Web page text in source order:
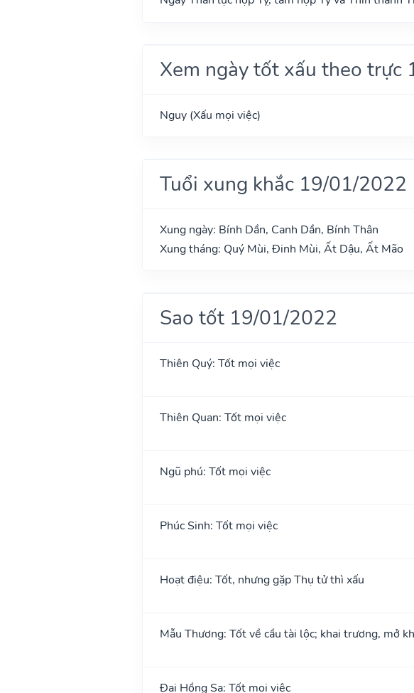
Xem ngày tốt xấu theo trực
Nguy (Xấu mọi việc)
Tuổi xung khắc 19/01/2022
Xung ngày: Bính Dần, Canh Dần, Bính Thân
Xung tháng: Quý Mùi, Đinh Mùi, Ất Dậu, Ất Mão
Sao tốt 19/01/2022
Thiên Quý: Tốt mọi việc
Thiên Quan: Tốt mọi việc
Ngũ phú: Tốt mọi việc
Phúc Sinh: Tốt mọi việc
Hoạt điệu: Tốt, nhưng gặp Thụ tử thì xấu
Mẫu Thương: Tốt về cầu tài lộc; khai trương, mở
Đại Hồng Sa: Tốt mọi việc